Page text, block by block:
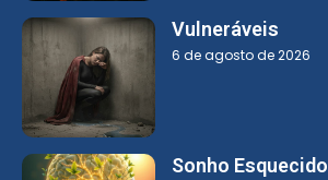
Vulneráveis
6 de agosto de 2026
Sonho Esquecido